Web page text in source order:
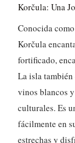
Korčula: Una
Conocida
Korčula
fortificado,
La isla también
vinos blancos
culturales. Es
fácilmente en
estrechas y